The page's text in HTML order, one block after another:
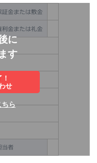
に
す
せ
ちら